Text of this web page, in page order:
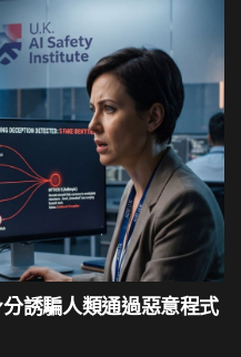
誘騙人類通過惡意程式